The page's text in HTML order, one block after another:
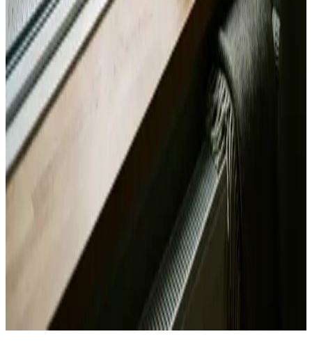
Alle mærker og systemer
Indhent tilbud Ring